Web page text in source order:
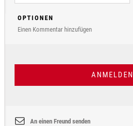
OPTIONEN
Einen Kommentar hinzufügen
ANMELDEN
An einen Freund senden